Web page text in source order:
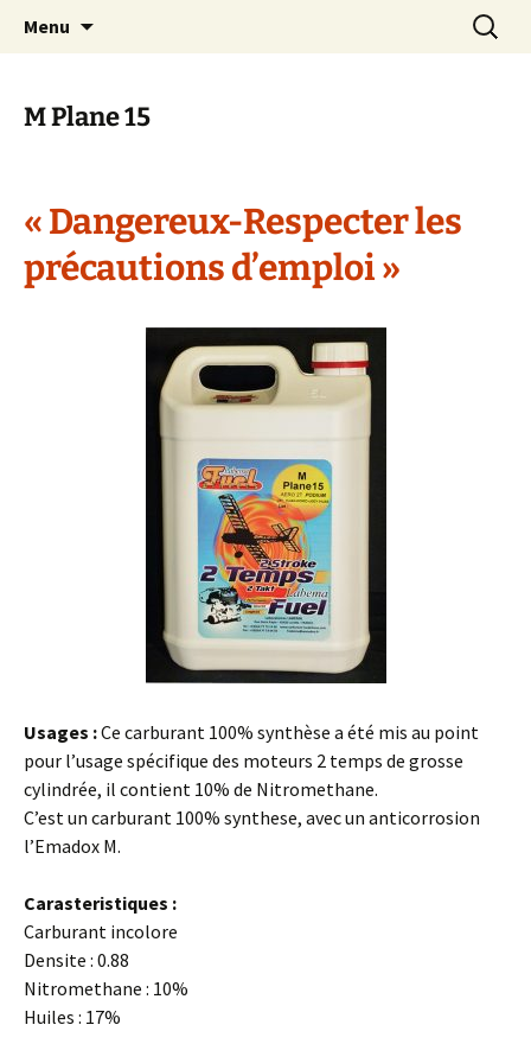
Menu
M Plane 15
« Dangereux-Respecter les
précautions d’emploi »
Usages :Ce carburant 100% synthèse a été mis au point
pour l’usage spécifique des moteurs 2 temps de grosse
cylindrée, il contient 10% de Nitromethane.
C’est un carburant 100% synthese, avec un anticorrosion
l’Emadox M.
Carasteristiques :
Carburant incolore
Densite : 0.88
Nitromethane : 10%
Huiles : 17%